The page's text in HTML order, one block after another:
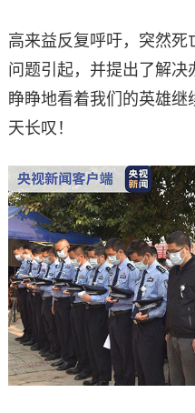
高来益反复呼吁，突然死
问题引起，并提出了解决
睁睁地看着我们的英雄继
天长叹！